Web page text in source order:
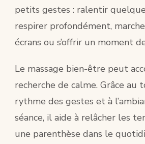
petits gestes : ralentir
respirer profondément,
écrans ou s’offrir un moment
Le massage bien-être peut
recherche de calme. Grâce au
rythme des gestes et à
séance, il aide à relâcher les
une parenthèse dans le